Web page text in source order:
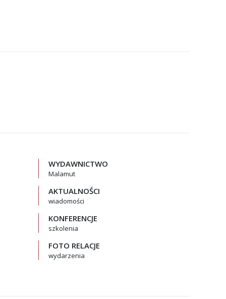
WYDAWNICTWO
Malamut
AKTUALNOŚCI
wiadomości
KONFERENCJE
szkolenia
FOTO RELACJE
wydarzenia